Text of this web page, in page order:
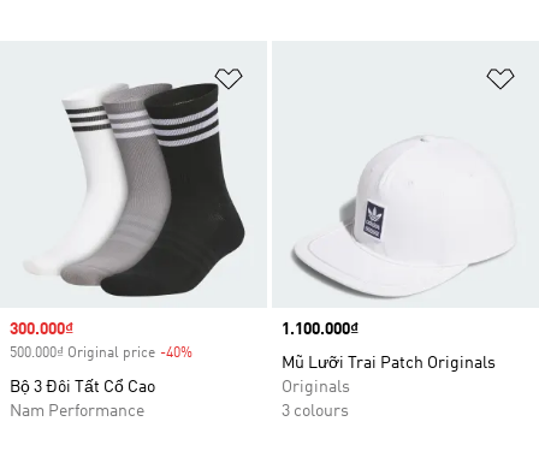
Sale price
300.000₫
500.000₫ Original price -40%
Bộ 3 Đôi Tất Cổ Cao
Nam Performance
Price
1.100.000₫
Mũ Lưỡi Trai Patch Originals
Originals
3 colours